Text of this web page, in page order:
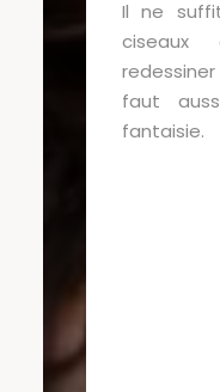
Il ne
faut
fantaisie.